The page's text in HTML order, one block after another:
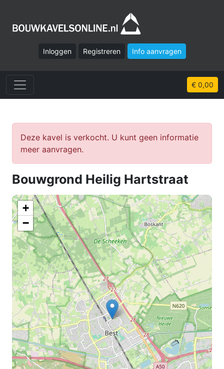
Inloggen Registreren Info aanvragen
€ 0,00
Deze kavel is verkocht. U kunt geen informatie
meer aanvragen.
Bouwgrond Heilig Hartstraat
+
−